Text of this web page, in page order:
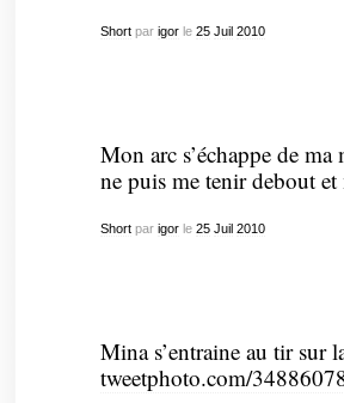
Shortpar igorle 25 Juil 2010
Mon arc s’échappe de
ne puis me tenir debout et
Shortpar igorle 25 Juil 2010
Mina s’entraine au tir sur
tweetphoto.com/